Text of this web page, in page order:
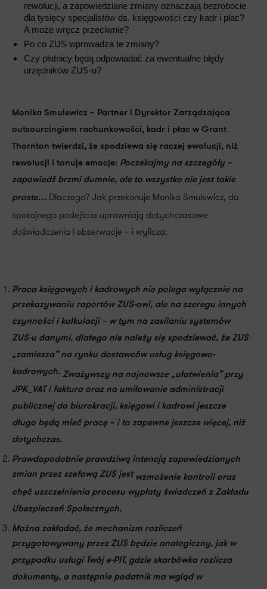
rewolucji, a zapowiedziane zmiany oznaczają bezrobocie
dla tysięcy specjalistów ds. księgowości czy kadr i płac?
A może wręcz przeciwnie?
Po co ZUS wprowadza te zmiany?
Czy płatnicy będą odpowiadać za ewentualne błędy
urzędników ZUS-u?
Monika Smulewicz – Partner i Dyrektor Zarządzająca
outsourcingiem rachunkowości, kadr i płac w Grant
Thornton twierdzi, że spodziewa się raczej ewolucji, niż
rewolucji i tonuje emocje: Poczekajmy na szczegóły –
zapowiedź brzmi dumnie, ale to wszystko nie jest takie
proste… Dlaczego? Jak przekonuje Monika Smulewicz, do
spokojnego podejścia uprawniają dotychczasowe
doświadczenia i obserwacje – i wylicza:
Praca księgowych i kadrowych nie polega wyłącznie na
przekazywaniu raportów ZUS-owi, ale na szeregu innych
czynności i kalkulacji – w tym na zasilaniu systemów
ZUS-u danymi, dlatego nie należy się spodziewać, że ZUS
„zamiesza” na rynku dostawców usług księgowo-
kadrowych. Zważywszy na najnowsze „ułatwienia” przy
JPK_VAT i faktura oraz na umiłowanie administracji
publicznej do biurokracji, księgowi i kadrowi jeszcze
długo będą mieć pracę – i to zapewne jeszcze więcej, niż
dotychczas.
Prawdopodobnie prawdziwą intencją zapowiedzianych
zmian przez szefową ZUS jest wzmożenie kontroli oraz
chęć uszczelnienia procesu wypłaty świadczeń z Zakładu
Ubezpieczeń Społecznych.
Można zakładać, że mechanizm rozliczeń
przygotowywany przez ZUS będzie analogiczny, jak w
przypadku usługi Twój e-PIT, gdzie skarbówka rozlicza
dokumenty, a następnie podatnik ma wgląd w